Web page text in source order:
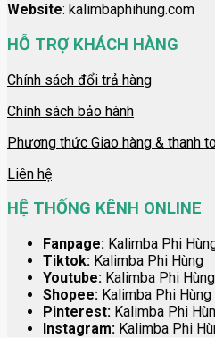
Website: kalimbaphihung.com
HỖ TRỢ KHÁCH HÀNG
Chính sách đổi trả hàng
Chính sách bảo hành
Phương thức Giao hàng & thanh
Liên hệ
HỆ THỐNG KÊNH ONLINE
Fanpage: Kalimba Phi
Tiktok: Kalimba Phi Hùng
Youtube: Kalimba Phi Hùng
Shopee: Kalimba Phi Hùng
Pinterest: Kalimba Phi
Instagram: Kalimba Phi